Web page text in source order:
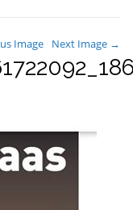
Image Next Image →